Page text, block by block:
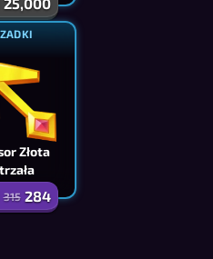
Złota
315 284